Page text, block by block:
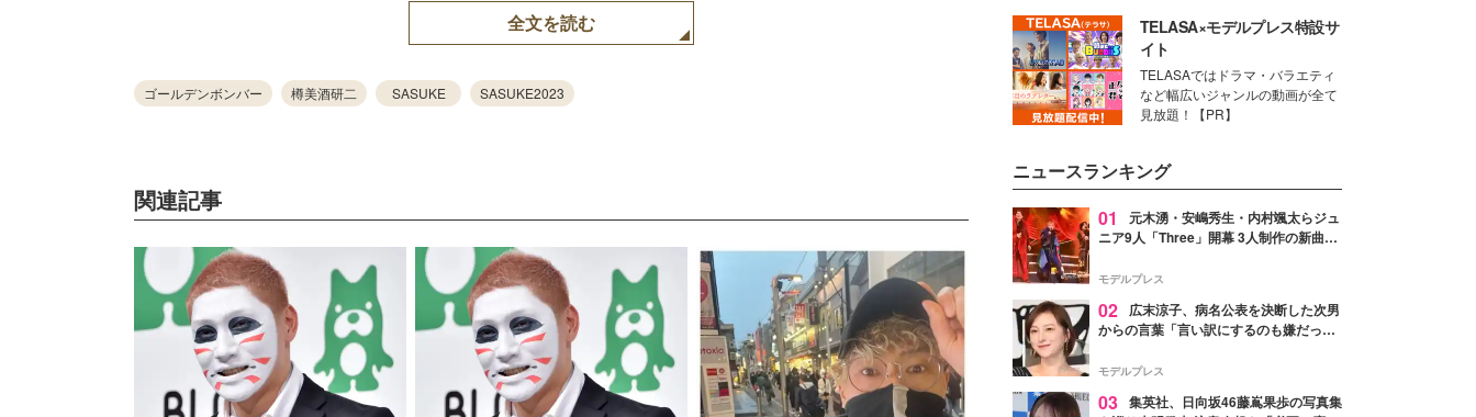
全文を読む
ゴールデンボンバー 樽美酒研二 SASUKE SASUKE2023
関連記事
TELASA×モデルプレス特設サ
イト
TELASAではドラマ・バラエティ
など幅広いジャンルの動画が全て
見放題！【PR】
ニュースランキング
01
元木湧・安嶋秀生・内村颯太らジュ
ニア9人「Three」開幕 3人制作の新曲＆
進んで夢を掴みたい」【ゲネプロレポ】
モデルプレス
02
広末涼子、病名公表を決断した次男
からの言葉「言い訳にするのも嫌だっ
モデルプレス
03 集英社、日向坂46藤嶌果歩の写真集